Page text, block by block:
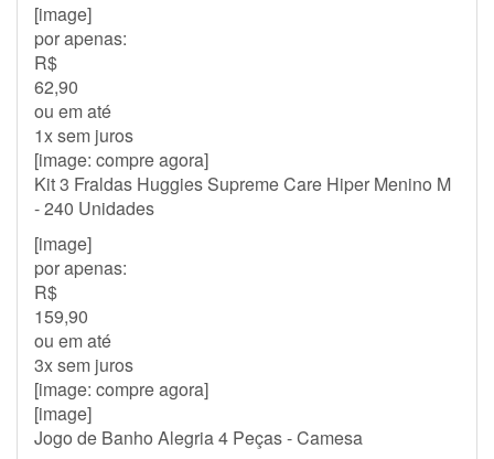
[image]
por apenas:
R$
62,90
ou em até
1x sem juros
[image: compre agora]
Kit 3 Fraldas Huggies Supreme Care Hiper Menino M
- 240 Unidades
[image]
por apenas:
R$
159,90
ou em até
3x sem juros
[image: compre agora]
[image]
Jogo de Banho Alegria 4 Peças - Camesa